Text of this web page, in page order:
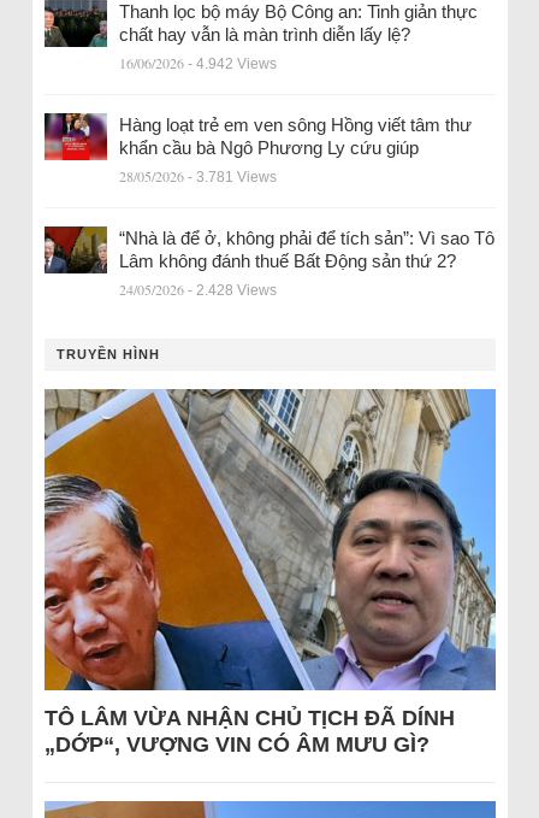
Thanh lọc bộ máy Bộ Công an: Tinh giản thực
chất hay vẫn là màn trình diễn lấy lệ?
16/06/2026 - 4.942 Views
Hàng loạt trẻ em ven sông Hồng viết tâm thư
khẩn cầu bà Ngô Phương Ly cứu giúp
28/05/2026 - 3.781 Views
“Nhà là để ở, không phải để tích sản”: Vì sao Tô
Lâm không đánh thuế Bất Động sản thứ 2?
24/05/2026 - 2.428 Views
TRUYỀN HÌNH
TÔ LÂM VỪA NHẬN CHỦ TỊCH ĐÃ DÍNH
„DỚP“, VƯỢNG VIN CÓ ÂM MƯU GÌ?